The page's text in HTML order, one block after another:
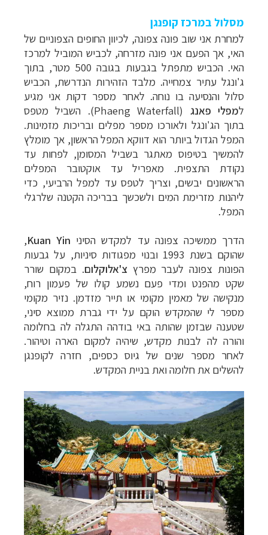
מסלול במרכז קופנגן
למחרת אני שוב פונה צפונה, לכיוון החופים הצפוניים של
האי, אך הפעם אני פונה מזרחה, לכביש המוביל למרכז
האי. הכביש מתפתל בגבעות בגובה 500 מטר, בתוך
ג'ונגל עתיר צמחייה. מלבד הזהירות הנדרשת, הכביש
סלול והנסיעה בו נוחה. לאחר מספר דקות אני מגיע
למפלי פאנג (
Phaeng Waterfall). השביל מטפס
בתוך הג'ונגל ולאורכו מספר מפלים ובריכות מזמינות.
המפל הגדול ביותר הוא דווקא המפל הראשון, אך מומלץ
להמשיך בטיפוס מאתגר בשביל המסומן, לפחות עד
נקודת התצפית. מאפריל עד אוקטובר המפלים
הראשונים יבשים, וצריך לטפס עד למפל הרביעי, כדי
ליהנות מזרימת המים ולשכשך בבריכההקטנה שלרגלי
המפל.
הדרך ממשיכה צפונה עד למקדש הסיני Kuan Yin
,
שהוקם בשנת 1993 ובנוי מפגודות סיניות, על גבעות
הפונות צפונה לעבר מפרץצ'אלוקלום. במקום שורר
שקט מהפנט ומדי פעם נשמע קולו של פעמון רוח,
מנקישה של מאמין מקומי או תייר מזדמן. נזיר מקומי
מספר לי שהמקדש הוקם על ידי גברת ממוצא סיני,
שטענה שבזמן שהותה באי בודהה התגלה לה בחלומה
והורה לה לבנות מקדש, שיהיה למקום הארה וטיהור.
לאחר מספר שנים של גיוס כספים, חזרה לקופנגן
להשלים את חלומה ואת בניית המקדש.